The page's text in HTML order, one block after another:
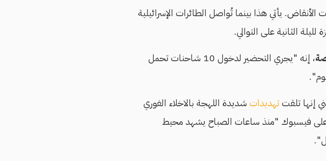
يأتي هذا بينما تُواصل الطائرات الإسرائيلية
الثانية على التوالي.
، إنه "يجري التحضير لدخول 10 شاحنات تحمل
إنها تلقتتهديداتشديدة اللهجة بالاخلاء الفوري
على فيسبوك "منذ ساعات الصباح يشهد محيط